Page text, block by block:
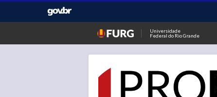
Universidade
Federal do Rio Grande